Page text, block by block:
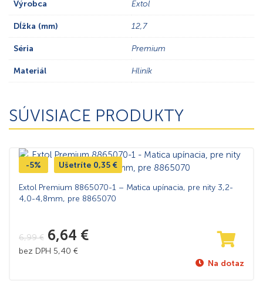
Výrobca Extol
Dĺžka (mm) 12,7
Séria Premium
Materiál Hliník
SÚVISIACE PRODUKTY
-5% Ušetríte 0,35 €
Extol Premium 8865070-1 – Matica upínacia, pre nity 3,2-
4,0-4,8mm, pre 8865070
6,99€ 6,64 €
bez DPH 5,40 €
Na dotaz